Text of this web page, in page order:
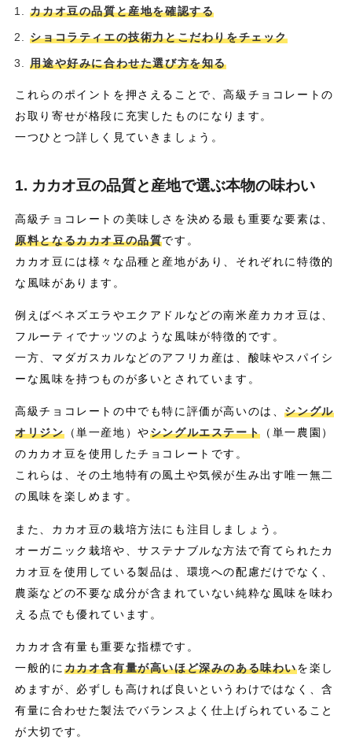
カカオ豆の品質と産地を確認する
ショコラティエの技術力とこだわりをチェック
用途や好みに合わせた選び方を知る
これらのポイントを押さえることで、高級チョコレートの
お取り寄せが格段に充実したものになります。
一つひとつ詳しく見ていきましょう。
1. カカオ豆の品質と産地で選ぶ本物の味わい
高級チョコレートの美味しさを決める最も重要な要素は、
原料となるカカオ豆の品質です。
カカオ豆には様々な品種と産地があり、それぞれに特徴的
な風味があります。
例えばベネズエラやエクアドルなどの南米産カカオ豆は、
フルーティでナッツのような風味が特徴的です。
一方、マダガスカルなどのアフリカ産は、酸味やスパイシ
ーな風味を持つものが多いとされています。
高級チョコレートの中でも特に評価が高いのは、シングル
オリジン（単一産地）やシングルエステート （単一農園）
のカカオ豆を使用したチョコレートです。
これらは、その土地特有の風土や気候が生み出す唯一無二
の風味を楽しめます。
また、カカオ豆の栽培方法にも注目しましょう。
オーガニック栽培や、サステナブルな方法で育てられたカ
カオ豆を使用している製品は、環境への配慮だけでなく、
農薬などの不要な成分が含まれていない純粋な風味を味わ
える点でも優れています。
カカオ含有量も重要な指標です。
一般的にカカオ含有量が高いほど深みのある味わいを楽し
めますが、必ずしも高ければ良いというわけではなく、含
有量に合わせた製法でバランスよく仕上げられていること
が大切です。